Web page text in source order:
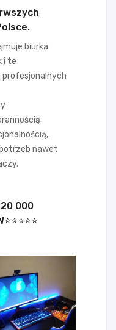
biurka
i te
profesjonalnych
nawet
20 000